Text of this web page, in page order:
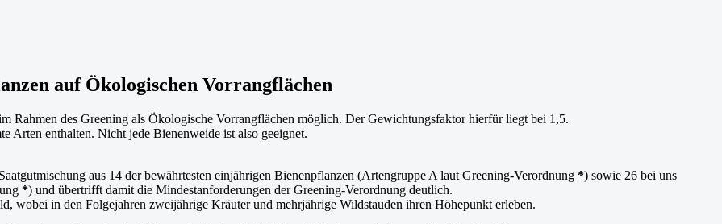
auf Ökologischen Vorrangflächen
Rahmen des Greening als Ökologische Vorrangflächen möglich. Der Gewichtungsfaktor hierfür liegt bei 1,5.
Arten enthalten. Nicht jede Bienenweide ist also geeignet.
aus 14 der bewährtesten einjährigen Bienenpflanzen (Artengruppe A laut Greening-Verordnung *) sowie 26 bei uns
*) und übertrifft damit die Mindestanforderungen der Greening-Verordnung deutlich.
wobei in den Folgejahren zweijährige Kräuter und mehrjährige Wildstauden ihren Höhepunkt erleben.